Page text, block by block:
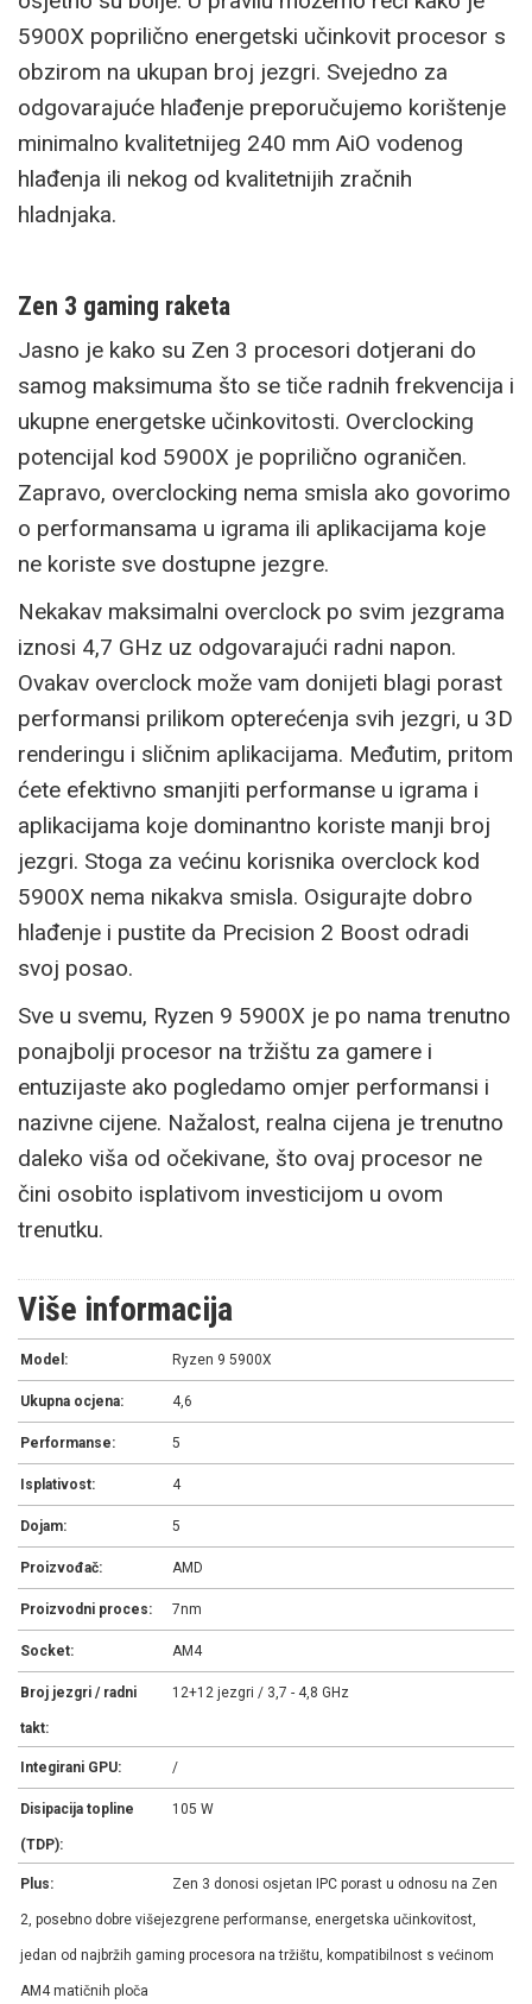
5900X poprilično energetski učinkovit procesor s
obzirom na ukupan broj jezgri. Svejedno za
odgovarajuće hlađenje preporučujemo korištenje
minimalno kvalitetnijeg 240 mm AiO vodenog
hlađenja ili nekog od kvalitetnijih zračnih
hladnjaka.
Zen 3 gaming raketa
Jasno je kako su Zen 3 procesori dotjerani do
samog maksimuma što se tiče radnih frekvencija i
ukupne energetske učinkovitosti. Overclocking
potencijal kod 5900X je poprilično ograničen.
Zapravo, overclocking nema smisla ako govorimo
o performansama u igrama ili aplikacijama koje
ne koriste sve dostupne jezgre.
Nekakav maksimalni overclock po svim jezgrama
iznosi 4,7 GHz uz odgovarajući radni napon.
Ovakav overclock može vam donijeti blagi porast
performansi prilikom opterećenja svih jezgri, u 3D
renderingu i sličnim aplikacijama. Međutim, pritom
ćete efektivno smanjiti performanse u igrama i
aplikacijama koje dominantno koriste manji broj
jezgri. Stoga za većinu korisnika overclock kod
5900X nema nikakva smisla. Osigurajte dobro
hlađenje i pustite da Precision 2 Boost odradi
svoj posao.
Sve u svemu, Ryzen 9 5900X je po nama trenutno
ponajbolji procesor na tržištu za gamere i
entuzijaste ako pogledamo omjer performansi i
nazivne cijene. Nažalost, realna cijena je trenutno
daleko viša od očekivane, što ovaj procesor ne
čini osobito isplativom investicijom u ovom
trenutku.
Više informacija
Model: Ryzen 9 5900X
Ukupna ocjena: 4,6
Performanse: 5
Isplativost: 4
Dojam: 5
Proizvođač: AMD
Proizvodni proces: 7nm
Socket: AM4
Broj jezgri / radni
takt:
12+12 jezgri / 3,7 - 4,8 GHz
Integirani GPU: /
Disipacija topline
(TDP):
105 W
Plus: Zen 3 donosi osjetan IPC porast u odnosu na Zen
2, posebno dobre višejezgrene performanse, energetska učinkovitost,
jedan od najbržih gaming procesora na tržištu, kompatibilnost s većinom
AM4 matičnih ploča